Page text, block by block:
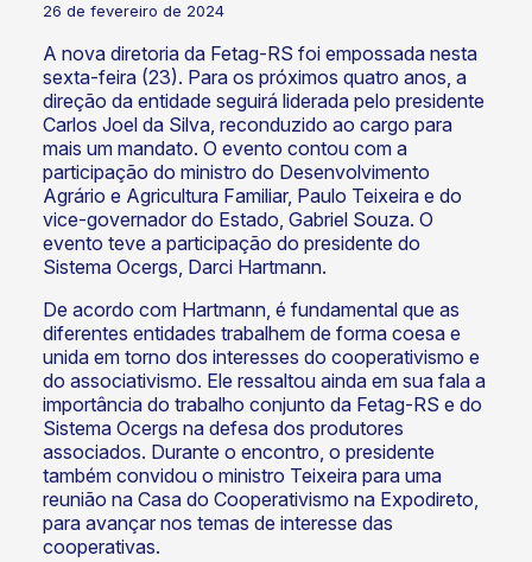
26 de fevereiro de 2024
A nova diretoria da Fetag-RS foi empossada nesta
sexta-feira (23). Para os próximos quatro anos, a
direção da entidade seguirá liderada pelo presidente
Carlos Joel da Silva, reconduzido ao cargo para
mais um mandato. O evento contou com a
participação do ministro do Desenvolvimento
Agrário e Agricultura Familiar, Paulo Teixeira e do
vice-governador do Estado, Gabriel Souza. O
evento teve a participação do presidente do
Sistema Ocergs, Darci Hartmann.
De acordo com Hartmann, é fundamental que as
diferentes entidades trabalhem de forma coesa e
unida em torno dos interesses do cooperativismo e
do associativismo. Ele ressaltou ainda em sua fala a
importância do trabalho conjunto da Fetag-RS e do
Sistema Ocergs na defesa dos produtores
associados. Durante o encontro, o presidente
também convidou o ministro Teixeira para uma
reunião na Casa do Cooperativismo na Expodireto,
para avançar nos temas de interesse das
cooperativas.